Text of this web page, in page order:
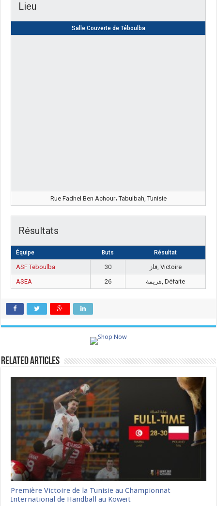
Lieu
Salle Couverte de Téboulba
Rue Fadhel Ben Achour، Tabulbah, Tunisie
Résultats
Équipe Buts Résultat
ASF Teboulba 30
فاز, Victoire
ASEA
26 هزيمة, Défaite
Related Articles
Première Victoire de la Tunisie au Championnat
International de Handball au Koweït